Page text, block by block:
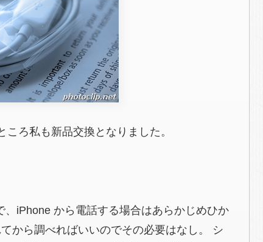
ろ私も新品交換となりました。
iPhone から電話する場合はあらかじめひか
から調べればいいのでその必要はなし。 シ